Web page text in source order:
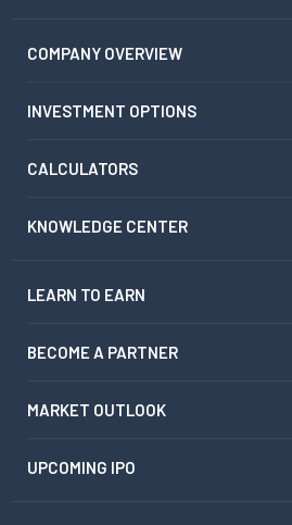
COMPANY OVERVIEW
INVESTMENT OPTIONS
CALCULATORS
KNOWLEDGE CENTER
LEARN TO EARN
BECOME A PARTNER
MARKET OUTLOOK
UPCOMING IPO